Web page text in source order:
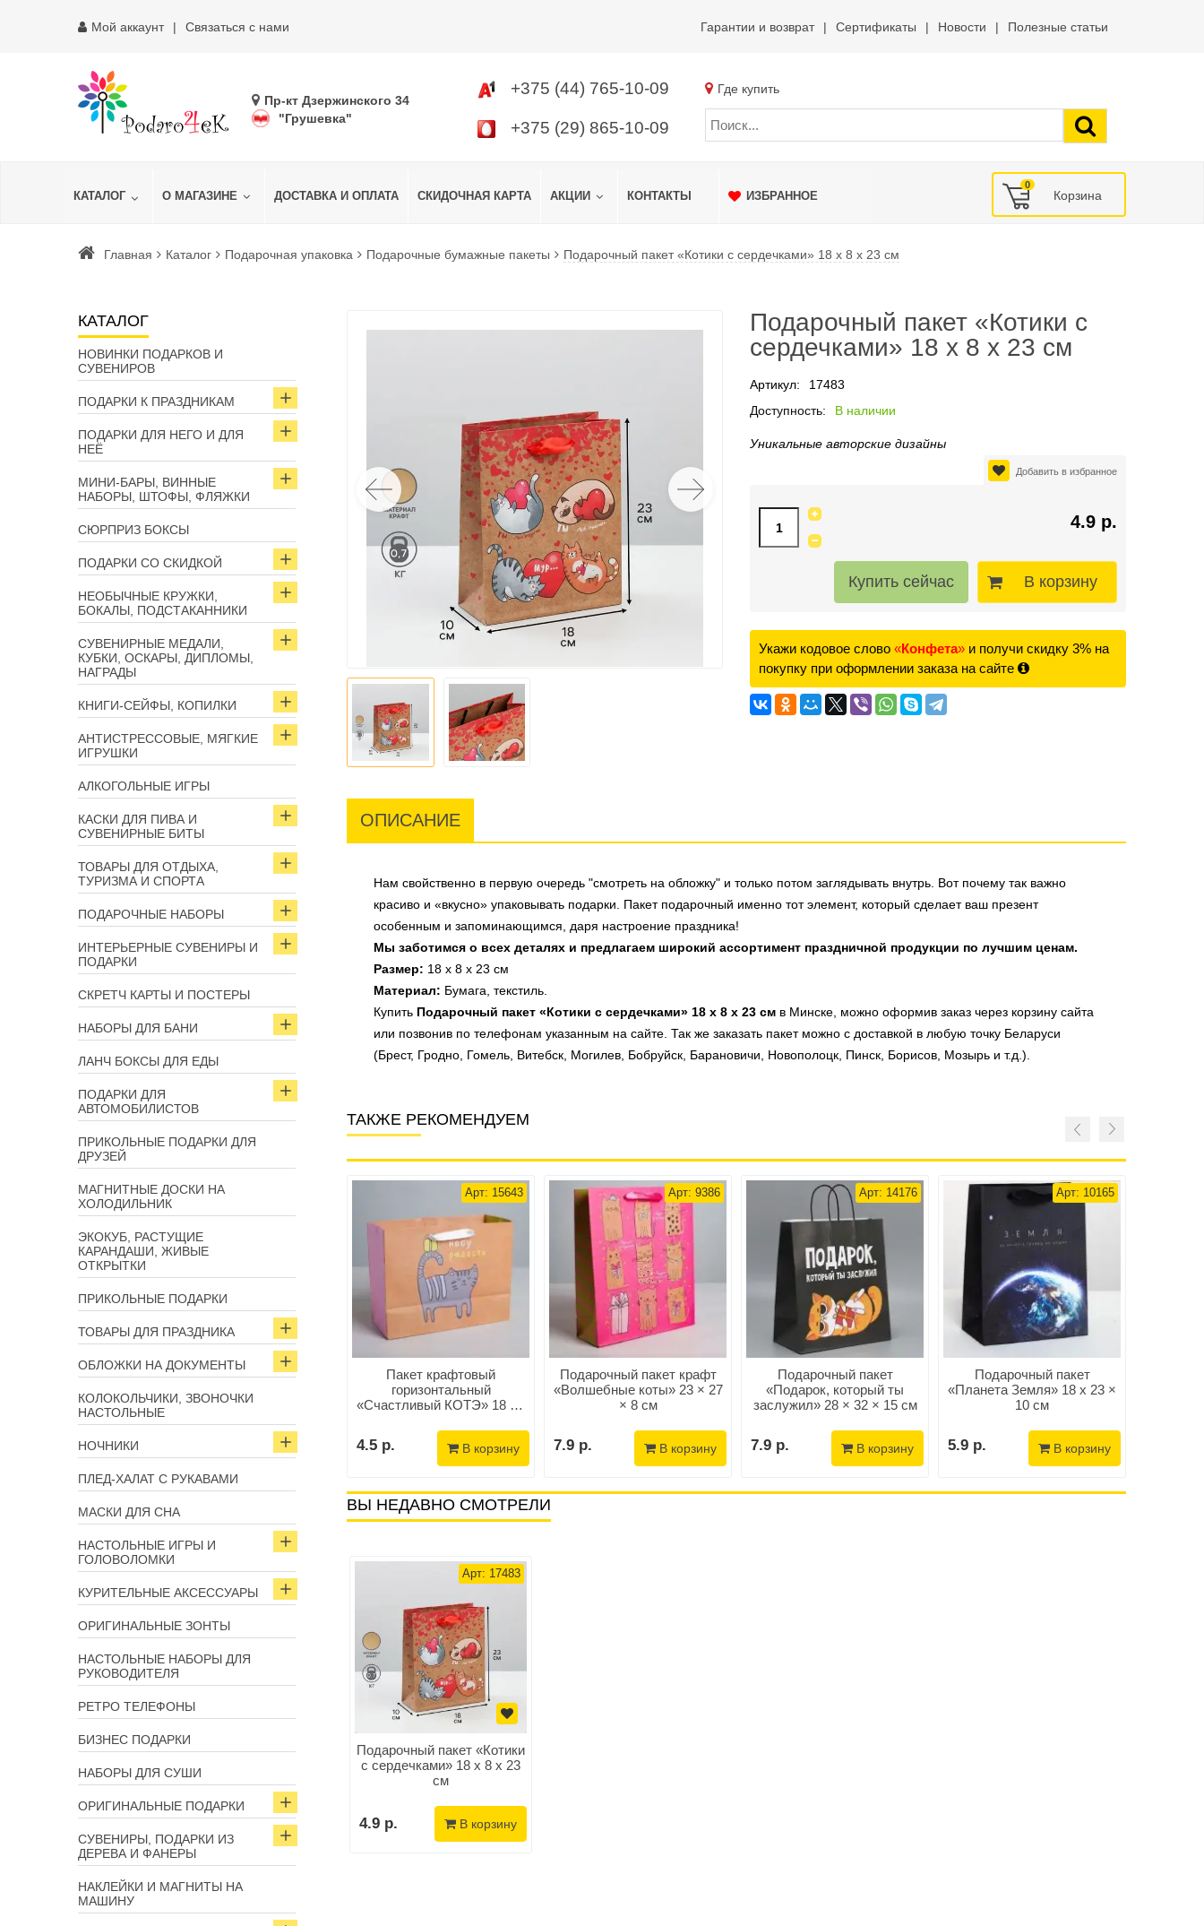
Мой аккаунт Связаться с нами Гарантии и возврат Сертификаты Новости Полезные статьи
Пр-кт Дзержинского 34
"Грушевка"
+375 (44) 765-10-09
+375 (29) 865-10-09
Где купить
КАТАЛОГ О МАГАЗИНЕ ДОСТАВКА И ОПЛАТА СКИДОЧНАЯ КАРТА АКЦИИ КОНТАКТЫ ИЗБРАННОЕ
0
Главная Каталог Подарочная упаковка Подарочные бумажные пакеты Подарочный пакет «Котики с сердечками» 18 х 8 х 23 см
КАТАЛОГ
НОВИНКИ ПОДАРКОВ И
СУВЕНИРОВ
ПОДАРКИ К ПРАЗДНИКАМ
ПОДАРКИ ДЛЯ НЕГО И ДЛЯ
НЕЁ
МИНИ-БАРЫ, ВИННЫЕ
НАБОРЫ, ШТОФЫ, ФЛЯЖКИ
СЮРПРИЗ БОКСЫ
ПОДАРКИ СО СКИДКОЙ
НЕОБЫЧНЫЕ КРУЖКИ,
БОКАЛЫ, ПОДСТАКАННИКИ
СУВЕНИРНЫЕ МЕДАЛИ,
КУБКИ, ОСКАРЫ, ДИПЛОМЫ,
НАГРАДЫ
КНИГИ-СЕЙФЫ, КОПИЛКИ
АНТИСТРЕССОВЫЕ, МЯГКИЕ
ИГРУШКИ
АЛКОГОЛЬНЫЕ ИГРЫ
КАСКИ ДЛЯ ПИВА И
СУВЕНИРНЫЕ БИТЫ
ТОВАРЫ ДЛЯ ОТДЫХА,
ТУРИЗМА И СПОРТА
ПОДАРОЧНЫЕ НАБОРЫ
ИНТЕРЬЕРНЫЕ СУВЕНИРЫ И
ПОДАРКИ
СКРЕТЧ КАРТЫ И ПОСТЕРЫ
НАБОРЫ ДЛЯ БАНИ
ЛАНЧ БОКСЫ ДЛЯ ЕДЫ
ПОДАРКИ ДЛЯ
АВТОМОБИЛИСТОВ
ПРИКОЛЬНЫЕ ПОДАРКИ ДЛЯ
ДРУЗЕЙ
МАГНИТНЫЕ ДОСКИ НА
ХОЛОДИЛЬНИК
ЭКОКУБ, РАСТУЩИЕ
КАРАНДАШИ, ЖИВЫЕ
ОТКРЫТКИ
ПРИКОЛЬНЫЕ ПОДАРКИ
ТОВАРЫ ДЛЯ ПРАЗДНИКА
ОБЛОЖКИ НА ДОКУМЕНТЫ
КОЛОКОЛЬЧИКИ, ЗВОНОЧКИ
НАСТОЛЬНЫЕ
НОЧНИКИ
ПЛЕД-ХАЛАТ С РУКАВАМИ
МАСКИ ДЛЯ СНА
НАСТОЛЬНЫЕ ИГРЫ И
ГОЛОВОЛОМКИ
КУРИТЕЛЬНЫЕ АКСЕССУАРЫ
ОРИГИНАЛЬНЫЕ ЗОНТЫ
НАСТОЛЬНЫЕ НАБОРЫ ДЛЯ
РУКОВОДИТЕЛЯ
РЕТРО ТЕЛЕФОНЫ
БИЗНЕС ПОДАРКИ
НАБОРЫ ДЛЯ СУШИ
ОРИГИНАЛЬНЫЕ ПОДАРКИ
СУВЕНИРЫ, ПОДАРКИ ИЗ
ДЕРЕВА И ФАНЕРЫ
НАКЛЕЙКИ И МАГНИТЫ НА
МАШИНУ
Подарочный пакет «Котики с
сердечками» 18 х 8 х 23 см
Артикул:
17483
Доступность:
В наличии
Уникальные авторские дизайны
Добавить в избранное
4.9 р.
В корзину
Укажи кодовое слово «Конфета» и получи скидку 3% на
покупку при оформлении заказа на сайте
ОПИСАНИЕ
Нам свойственно в первую очередь "смотреть на обложку" и только потом заглядывать внутрь. Вот почему так важно
красиво и «вкусно» упаковывать подарки. Пакет подарочный именно тот элемент, который сделает ваш презент
особенным и запоминающимся, даря настроение праздника!
Мы заботимся о всех деталях и предлагаем широкий ассортимент праздничной продукции по лучшим ценам.
Размер: 18 х 8 х 23 см
Материал: Бумага, текстиль.
Купить Подарочный пакет «Котики с сердечками» 18 х 8 х 23 см в Минске, можно оформив заказ через корзину сайта
или позвонив по телефонам указанным на сайте. Так же заказать пакет можно с доставкой в любую точку Беларуси
(Брест, Гродно, Гомель, Витебск, Могилев, Бобруйск, Барановичи, Новополоцк, Пинск, Борисов, Мозырь и т.д.).
ТАКЖЕ РЕКОМЕНДУЕМ
Арт: 15269
подарочный с
18 × 23× 10 см
В корзину
Пакет подарочный «Дом там
В корзину
Арт: 15643
Пакет крафтовый
горизонтальный
«Счастливый КОТЭ» 18 см
4.5 р. В корзину
Арт: 9386
Подарочный пакет крафт
«Волшебные коты» 23 × 27
× 8 см
7.9 р. В корзину
Арт: 14176
Подарочный пакет
«Подарок, который ты
заслужил» 28 × 32 × 15 см
7.9 р. В корзину
Арт: 10165
Подарочный пакет
«Планета Земля» 18 х 23 ×
10 см
5.9 р. В корзину
ВЫ НЕДАВНО СМОТРЕЛИ
Арт: 17483
Подарочный пакет «Котики
с сердечками» 18 х 8 х 23
см
4.9 р. В корзину